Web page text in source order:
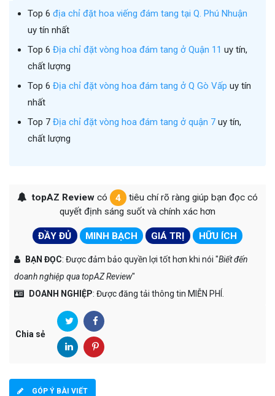
Top 6 địa chỉ đặt hoa viếng đám tang tại Q. Phú Nhuận
uy tín nhất
Top 6 Địa chỉ đặt vòng hoa đám tang ở Quận 11 uy tín,
chất lượng
Top 6 Địa chỉ đặt vòng hoa đám tang ở Q Gò Vấp uy tín
nhất
Top 7 Địa chỉ đặt vòng hoa đám tang ở quận 7 uy tín,
chất lượng
topAZ Reviewcó 4
tiêu chí rõ ràng giúp bạn đọc có
quyết định sáng suốt và chính xác hơn
ĐẦY ĐỦ MINH BẠCH GIÁ TRỊ HỮU ÍCH
BẠN ĐỌC: Được đảm bảo quyền lợi tốt hơn khi nói "Biết đến
doanh nghiệp qua topAZ Review"
DOANH NGHIỆP: Được đăng tải thông tin MIỄN PHÍ.
Chia sẻ
GÓP Ý BÀI VIẾT